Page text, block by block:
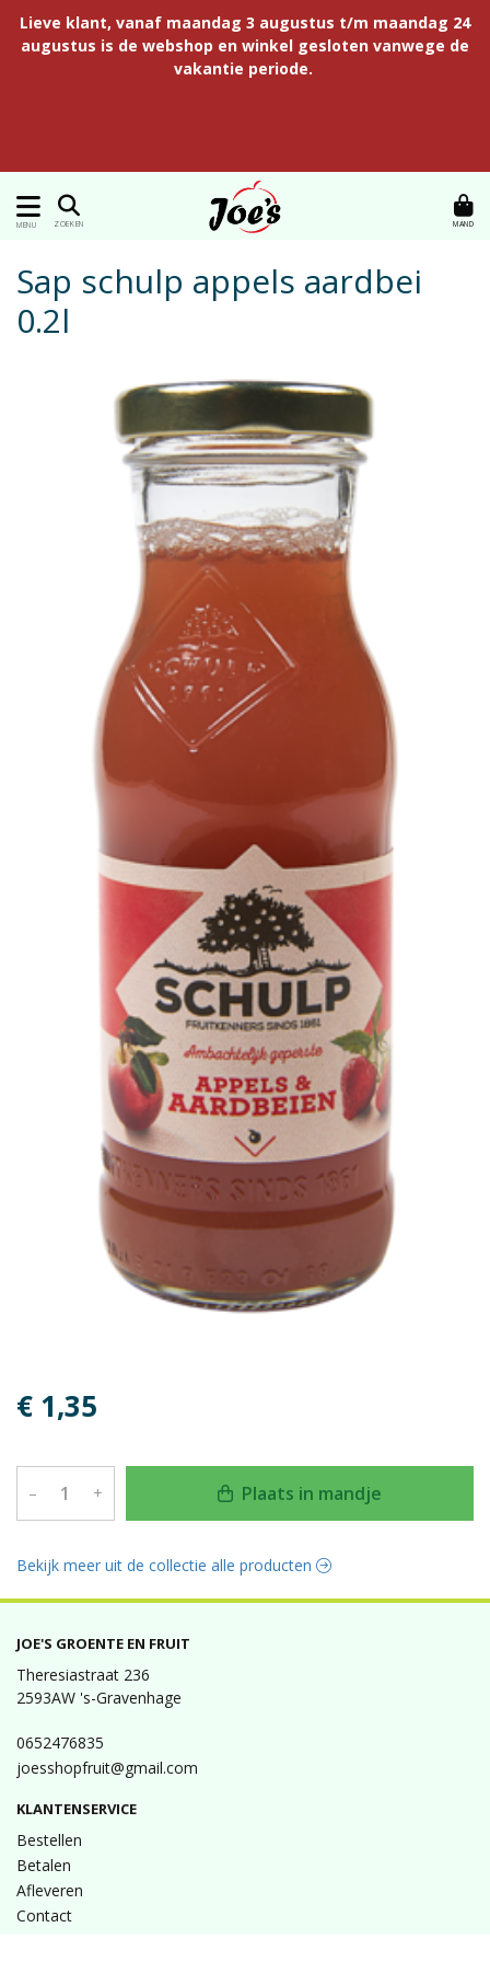
Lieve klant, vanaf maandag 3 augustus t/m maandag 24
augustus is de webshop en winkel gesloten vanwege de
vakantie periode.
MENU ZOEKEN MAND
Sap schulp appels aardbei
0.2l
€ 1,35
– + Plaats in mandje
Bekijk meer uit de collectie alle producten
JOE'S GROENTE EN FRUIT
Theresiastraat 236
2593AW 's-Gravenhage
0652476835
joesshopfruit@gmail.com
KLANTENSERVICE
Bestellen
Betalen
Afleveren
Contact